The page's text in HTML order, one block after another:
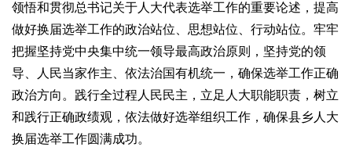
领悟和贯彻总书记关于人大代表选举工作的重要论述，提高
做好换届选举工作的政治站位、思想站位、行动站位。牢牢
把握坚持党中央集中统一领导最高政治原则，坚持党的领
导、人民当家作主、依法治国有机统一，确保选举工作正确
政治方向。践行全过程人民民主，立足人大职能职责，树立
和践行正确政绩观，依法做好选举组织工作，确保县乡人大
换届选举工作圆满成功。